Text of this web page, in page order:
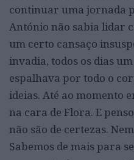
continuar uma jornada
António não sabia lidar
um certo cansaço
invadia, todos os dias
espalhava por todo o
ideias. Até ao momento
na cara de Flora. E
não são de certezas.
Sabemos de mais para